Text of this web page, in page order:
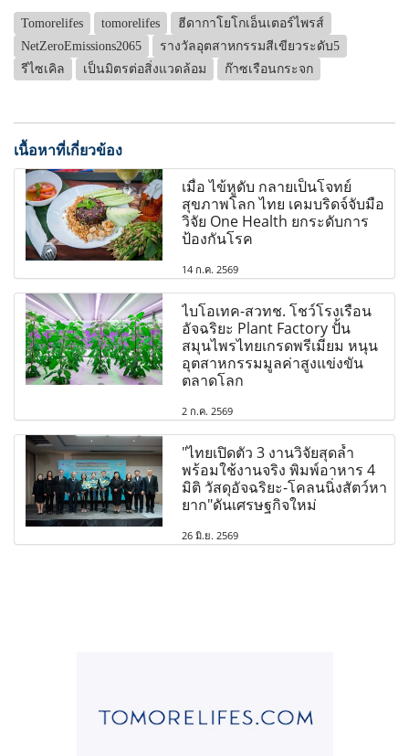
Tomorelifes tomorelifes
ฮีดากาโยโกเอ็นเตอร์ไพรส์
NetZeroEmissions2065
รางวัลอุตสาหกรรมสีเขียวระดับ5
รีไซเคิล
เป็นมิตรต่อสิ่งแวดล้อม ก๊าซเรือนกระจก
เนื้อหาที่เกี่ยวข้อง
เมื่อ ไข้หูดับ กลายเป็นโจทย์
สุขภาพโลก ไทย เคมบริดจ์จับมือ
วิจัย One Health ยกระดับการ
ป้องกันโรค
14 ก.ค. 2569
ไบโอเทค-สวทช. โชว์โรงเรือน
อัจฉริยะ Plant Factory ปั้น
สมุนไพรไทยเกรดพรีเมียม หนุน
อุตสาหกรรมมูลค่าสูงแข่งขัน
ตลาดโลก
2 ก.ค. 2569
"ไทยเปิดตัว 3 งานวิจัยสุดล้ำ
พร้อมใช้งานจริง พิมพ์อาหาร 4
มิติ วัสดุอัจฉริยะ-โคลนนิ่งสัตว์หา
ยาก"ดันเศรษฐกิจใหม่
26 มิ.ย. 2569